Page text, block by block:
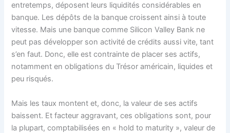
entretemps, déposent leurs liquidités considérables en
banque. Les dépôts de la banque croissent ainsi à toute
vitesse. Mais une banque comme Silicon Valley Bank ne
peut pas développer son activité de crédits aussi vite, tant
s’en faut. Donc, elle est contrainte de placer ses actifs,
notamment en obligations du Trésor américain, liquides et
peu risqués.
Mais les taux montent et, donc, la valeur de ses actifs
baissent. Et facteur aggravant, ces obligations sont, pour
la plupart, comptabilisées en « hold to maturity », valeur de